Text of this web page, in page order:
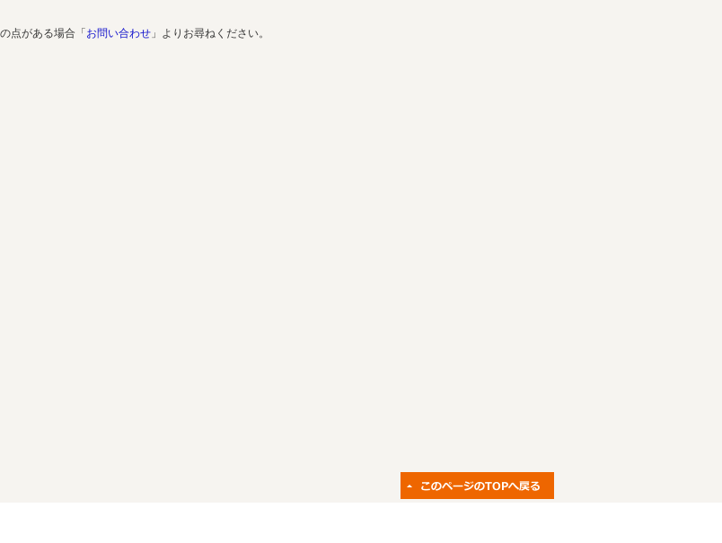
点がある場合「 お問い合わせ 」よりお尋ねください。